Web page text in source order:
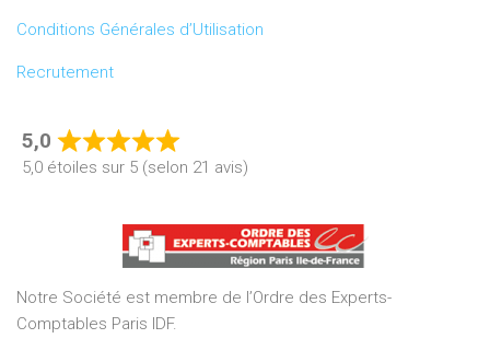
Conditions Générales d’Utilisation
Recrutement
5,0
Rated
5,0
of
5
5,0 étoiles sur 5 (selon 21 avis)
Notre Société est membre de l’Ordre des Experts-
Comptables Paris IDF.